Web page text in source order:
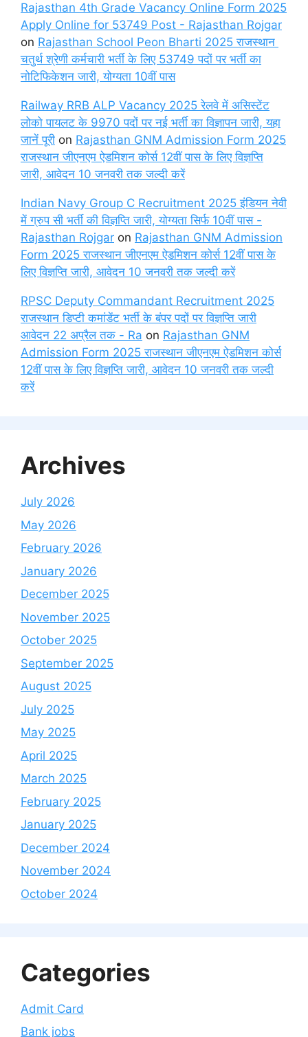
Rajasthan 4th Grade Vacancy Online Form 2025
Apply Online for 53749 Post - Rajasthan Rojgar
on Rajasthan School Peon Bharti 2025 राजस्थान
चतुर्थ श्रेणी कर्मचारी भर्ती के लिए 53749 पदों पर भर्ती का
नोटिफिकेशन जारी, योग्यता 10वीं पास
Railway RRB ALP Vacancy 2025 रेलवे में असिस्टेंट
लोको पायलट के 9970 पदों पर नई भर्ती का विज्ञापन जारी, यहा
जानें पूरी on Rajasthan GNM Admission Form 2025
राजस्थान जीएनएम ऐडमिशन कोर्स 12वीं पास के लिए विज्ञप्ति
जारी, आवेदन 10 जनवरी तक जल्दी करें
Indian Navy Group C Recruitment 2025 इंडियन नेवी
में ग्रुप सी भर्ती की विज्ञप्ति जारी, योग्यता सिर्फ 10वीं पास -
Rajasthan Rojgar on Rajasthan GNM Admission
Form 2025 राजस्थान जीएनएम ऐडमिशन कोर्स 12वीं पास के
लिए विज्ञप्ति जारी, आवेदन 10 जनवरी तक जल्दी करें
RPSC Deputy Commandant Recruitment 2025
राजस्थान डिप्टी कमांडेंट भर्ती के बंपर पदों पर विज्ञप्ति जारी
आवेदन 22 अप्रैल तक - Ra on Rajasthan GNM
Admission Form 2025 राजस्थान जीएनएम ऐडमिशन कोर्स
12वीं पास के लिए विज्ञप्ति जारी, आवेदन 10 जनवरी तक जल्दी
करें
Archives
July 2026
May 2026
February 2026
January 2026
December 2025
November 2025
October 2025
September 2025
August 2025
July 2025
May 2025
April 2025
March 2025
February 2025
January 2025
December 2024
November 2024
October 2024
Categories
Admit Card
Bank jobs